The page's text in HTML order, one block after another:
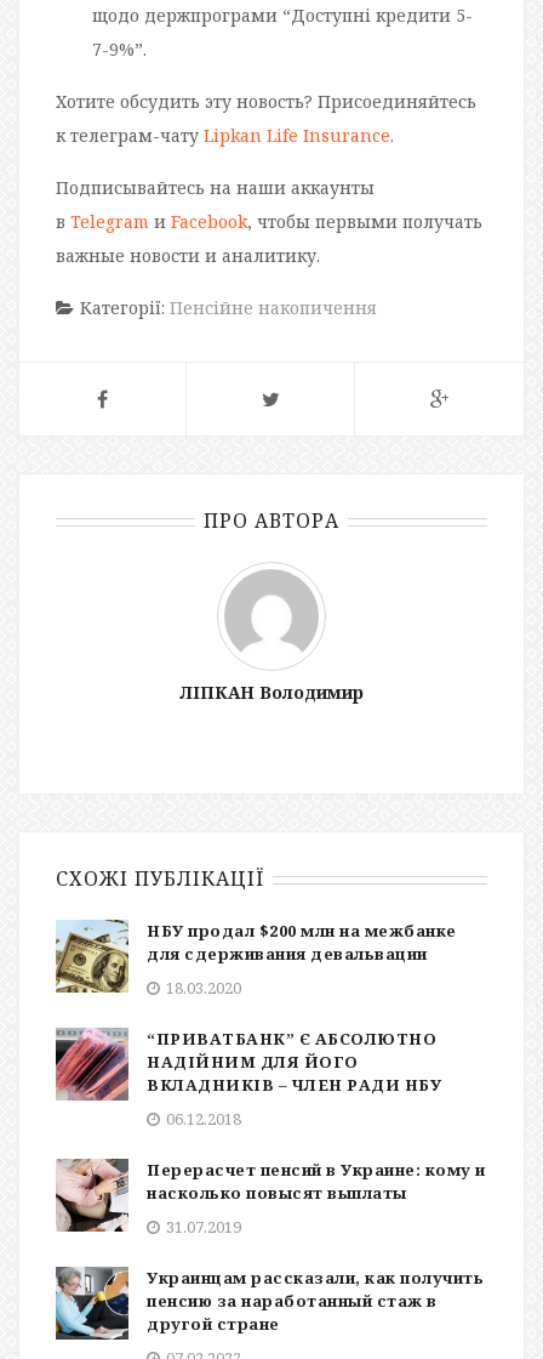
щодо держпрограми “Доступні кредити 5-
7-9%”.
Хотите обсудить эту новость? Присоединяйтесь
к телеграм-чату Lipkan Life Insurance.
Подписывайтесь на наши аккаунты
в Telegram и Facebook, чтобы первыми получать
важные новости и аналитику.
Категорії: Пенсійне накопичення
ПРО АВТОРА
ЛІПКАН Володимир
СХОЖІ ПУБЛІКАЦІЇ
НБУ продал $200 млн на межбанке
для сдерживания девальвации
18.03.2020
“ПРИВАТБАНК” Є АБСОЛЮТНО
НАДІЙНИМ ДЛЯ ЙОГО
ВКЛАДНИКІВ – ЧЛЕН РАДИ НБУ
06.12.2018
Перерасчет пенсий в Украине: кому и
насколько повысят выплаты
31.07.2019
Украинцам рассказали, как получить
пенсию за наработанный стаж в
другой стране